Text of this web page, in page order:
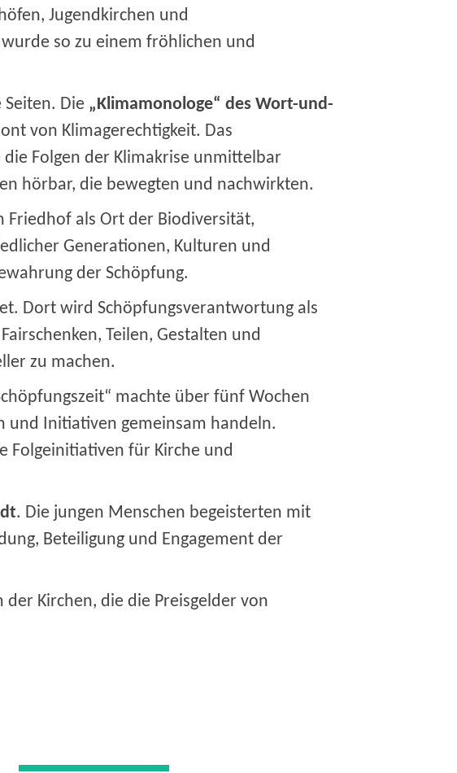
Jugendkirchen und
so zu einem fröhlichen und
Die „Klimamonologe“ des Wort-und-
von Klimagerechtigkeit. Das
Folgen der Klimakrise unmittelbar
hörbar, die bewegten und nachwirkten.
Friedhof als Ort der Biodiversität,
Generationen, Kulturen und
der Schöpfung.
Dort wird Schöpfungsverantwortung als
Teilen, Gestalten und
zu machen.
machte über fünf Wochen
und Initiativen gemeinsam handeln.
Folgeinitiativen für Kirche und
. Die jungen Menschen begeisterten mit
Beteiligung und Engagement der
der Kirchen, die die Preisgelder von